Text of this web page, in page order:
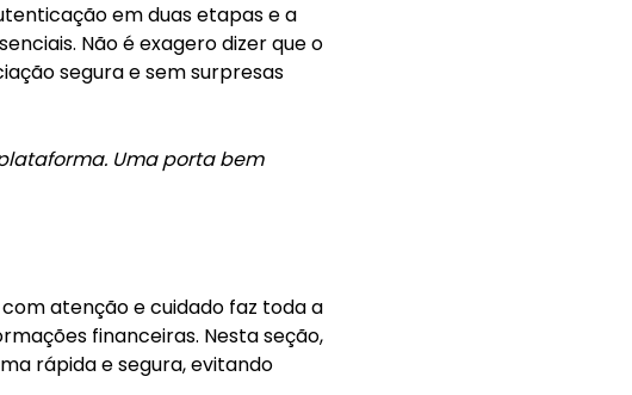
em duas etapas e a
Não é exagero dizer que o
segura e sem surpresas
Uma porta bem
atenção e cuidado faz toda a
financeiras. Nesta seção,
rápida e segura, evitando